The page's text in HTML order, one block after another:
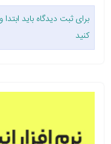
برای ثبت دیدگاه باید
کنید